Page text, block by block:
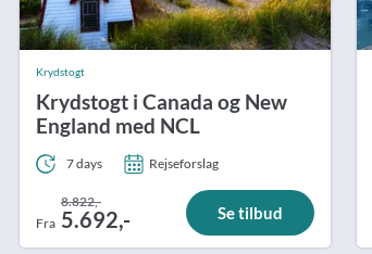
Krydstogt
Krydstogt i Canada og New
England med NCL
7 days Rejseforslag
Fra
8.822,-
5.692,- Se tilbud